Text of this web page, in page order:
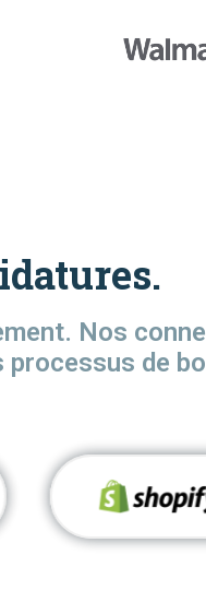
Nos
de